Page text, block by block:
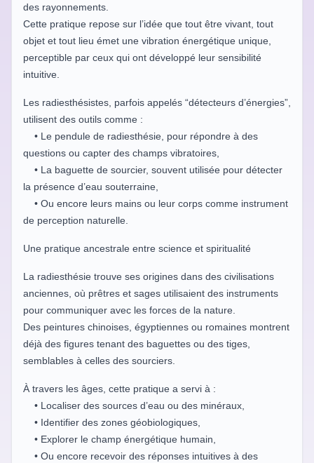
des rayonnements.
Cette pratique repose sur l’idée que tout être vivant, tout
objet et tout lieu émet une vibration énergétique unique,
perceptible par ceux qui ont développé leur sensibilité
intuitive.
Les radiesthésistes, parfois appelés “détecteurs d’énergies”,
utilisent des outils comme :
• Le pendule de radiesthésie, pour répondre à des
questions ou capter des champs vibratoires,
• La baguette de sourcier, souvent utilisée pour détecter
la présence d’eau souterraine,
• Ou encore leurs mains ou leur corps comme instrument
de perception naturelle.
Une pratique ancestrale entre science et spiritualité
La radiesthésie trouve ses origines dans des civilisations
anciennes, où prêtres et sages utilisaient des instruments
pour communiquer avec les forces de la nature.
Des peintures chinoises, égyptiennes ou romaines montrent
déjà des figures tenant des baguettes ou des tiges,
semblables à celles des sourciers.
À travers les âges, cette pratique a servi à :
• Localiser des sources d’eau ou des minéraux,
• Identifier des zones géobiologiques,
• Explorer le champ énergétique humain,
• Ou encore recevoir des réponses intuitives à des